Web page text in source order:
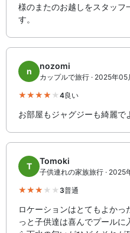
様のまたのお越しをスタッフ
す。
n
nozomi
カップルで旅行 · 2025年05
4良い
お部屋もジャグジーも綺麗で
T
Tomoki
子供連れの家族旅行 · 2025
3普通
ロケーションはとてもよか
っと子供達は喜んでプール